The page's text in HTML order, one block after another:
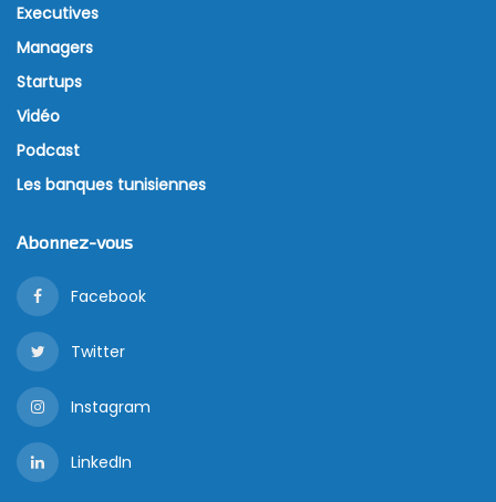
Executives
Managers
Startups
Vidéo
Podcast
Les banques tunisiennes
Abonnez-vous
Facebook
Twitter
Instagram
LinkedIn